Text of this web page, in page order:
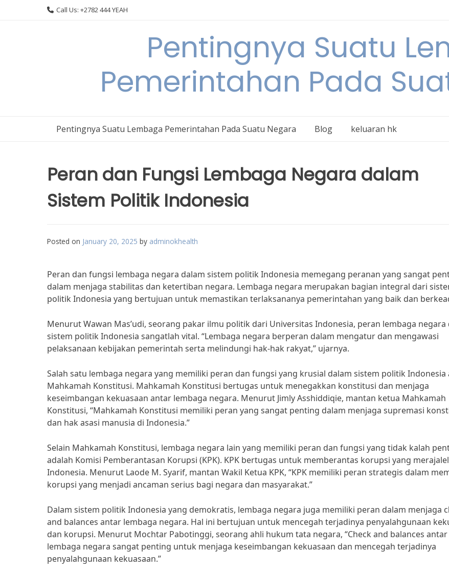
Call Us: +2782 444 YEAH
Pentingnya Suatu
Pemerintahan Pada
Pentingnya Suatu Lembaga Pemerintahan Pada Suatu Negara Blog keluaran hk
Peran dan Fungsi Lembaga Negara dalam
Sistem Politik Indonesia
Posted on January 20, 2025 by adminokhealth
Peran dan fungsi lembaga negara dalam sistem politik Indonesia memegang peranan yang sangat
dalam menjaga stabilitas dan ketertiban negara. Lembaga negara merupakan bagian integral dari
politik Indonesia yang bertujuan untuk memastikan terlaksananya pemerintahan yang baik dan
Menurut Wawan Mas’udi, seorang pakar ilmu politik dari Universitas Indonesia, peran lembaga negara
sistem politik Indonesia sangatlah vital. “Lembaga negara berperan dalam mengatur dan mengawasi
pelaksanaan kebijakan pemerintah serta melindungi hak-hak rakyat,” ujarnya.
Salah satu lembaga negara yang memiliki peran dan fungsi yang krusial dalam sistem politik Indonesia
Mahkamah Konstitusi. Mahkamah Konstitusi bertugas untuk menegakkan konstitusi dan menjaga
keseimbangan kekuasaan antar lembaga negara. Menurut Jimly Asshiddiqie, mantan ketua Mahkamah
Konstitusi, “Mahkamah Konstitusi memiliki peran yang sangat penting dalam menjaga supremasi
dan hak asasi manusia di Indonesia.”
Selain Mahkamah Konstitusi, lembaga negara lain yang memiliki peran dan fungsi yang tidak kalah
adalah Komisi Pemberantasan Korupsi (KPK). KPK bertugas untuk memberantas korupsi yang
Indonesia. Menurut Laode M. Syarif, mantan Wakil Ketua KPK, “KPK memiliki peran strategis dalam
korupsi yang menjadi ancaman serius bagi negara dan masyarakat.”
Dalam sistem politik Indonesia yang demokratis, lembaga negara juga memiliki peran dalam menjaga
and balances antar lembaga negara. Hal ini bertujuan untuk mencegah terjadinya penyalahgunaan
dan korupsi. Menurut Mochtar Pabotinggi, seorang ahli hukum tata negara, “Check and balances antar
lembaga negara sangat penting untuk menjaga keseimbangan kekuasaan dan mencegah terjadinya
penyalahgunaan kekuasaan.”